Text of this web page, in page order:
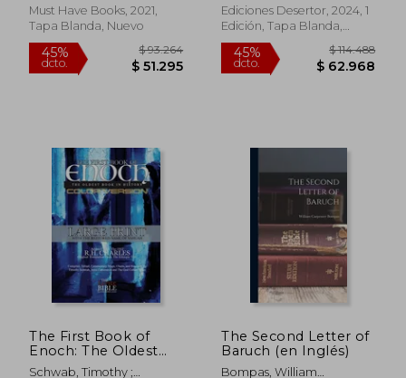
45%
dcto.
$ 141.891
$ 78.040 dcto.
Must Have Books, 2021,
Tapa Blanda, Nuevo
Ediciones Desertor, 2024, 1
Edición, Tapa Blanda,
Nuevo
The First Book of
Enoch: The Oldest
Book In History Color
Schwab, Timothy ;
The Second Letter of
Baruch (en Inglés)
Bompas, William